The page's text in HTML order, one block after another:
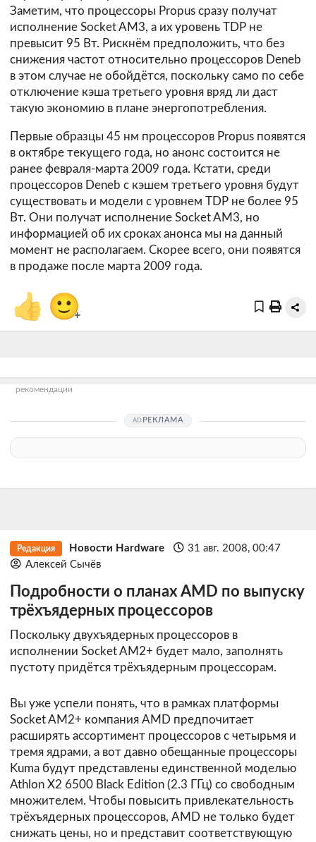
Заметим, что процессоры Propus сразу получат
исполнение Socket AM3, а их уровень TDP не
превысит 95 Вт. Рискнём предположить, что без
снижения частот относительно процессоров Deneb
в этом случае не обойдётся, поскольку само по себе
отключение кэша третьего уровня вряд ли даст
такую экономию в плане энергопотребления.
Первые образцы 45 нм процессоров Propus появятся
в октябре текущего года, но анонс состоится не
ранее февраля-марта 2009 года. Кстати, среди
процессоров Deneb с кэшем третьего уровня будут
существовать и модели с уровнем TDP не более 95
Вт. Они получат исполнение Socket AM3, но
информацией об их сроках анонса мы на данный
момент не располагаем. Скорее всего, они появятся
в продаже после марта 2009 года.
👍 🙂+
рекомендации
РЕКЛАМА
Редакция Новости Hardware
31 авг. 2008, 00:47
Алексей Сычёв
Подробности о планах AMD по выпуску
трёхъядерных процессоров
Поскольку двухъядерных процессоров в
исполнении Socket AM2+ будет мало, заполнять
пустоту придётся трёхъядерным процессорам.
Вы уже успели понять, что в рамках платформы
Socket AM2+ компания AMD предпочитает
расширять ассортимент процессоров с четырьмя и
тремя ядрами, а вот давно обещанные процессоры
Kuma будут представлены единственной моделью
Athlon X2 6500 Black Edition (2.3 ГГц) со свободным
множителем. Чтобы повысить привлекательность
трёхъядерных процессоров, AMD не только будет
снижать цены, но и представит соответствующую